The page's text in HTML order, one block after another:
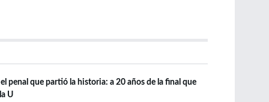
penal que partió la historia: a 20 años de la final que
U